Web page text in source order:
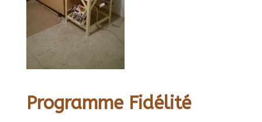
Programme Fidélité